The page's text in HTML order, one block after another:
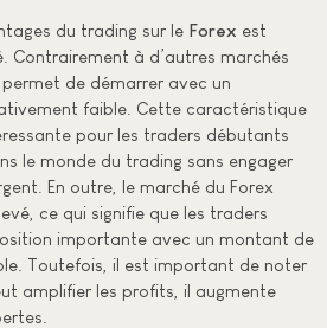
du trading sur le Forex est
Contrairement à d’autres marchés
de démarrer avec un
faible. Cette caractéristique
pour les traders débutants
le monde du trading sans engager
En outre, le marché du Forex
ce qui signifie que les traders
importante avec un montant de
Toutefois, il est important de noter
amplifier les profits, il augmente